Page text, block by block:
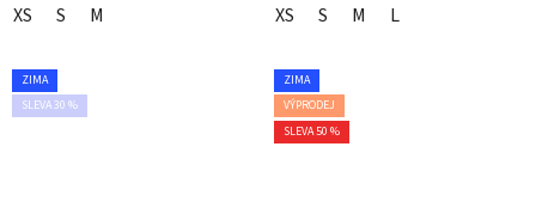
XS S M XS S M L
ZIMA
SLEVA 30 %
ZIMA
VÝPRODEJ
SLEVA 50 %